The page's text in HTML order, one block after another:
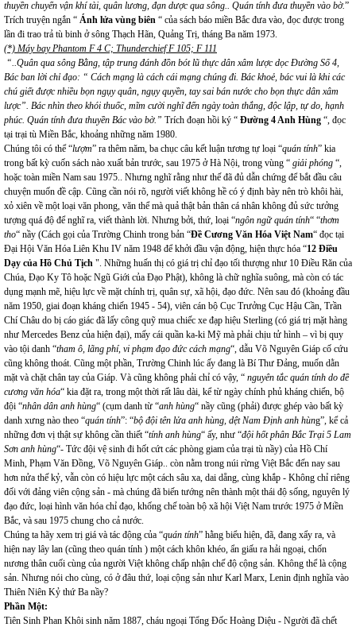
thuyền chuyển vận khí tài, quân lương, đạn dược qua sông.. Quán tính đưa thuyền vào bờ.”
Trích truyện ngắn “ Ánh lửa vùng biên “ của sách báo miền Bắc đưa vào, đọc được trong
lần đi trao trả tù binh ở sông Thạch Hãn, Quảng Trị, tháng Ba năm 1973.
(*) Máy bay Phantom F 4 C; Thunderchief F 105; F 111
“..Quân qua sông Bằng, tập trung đánh đồn bót lũ thực dân xâm lược dọc Đường Số 4,
Bác ban lời chỉ đạo: “ Cách mạng là cách cái mạng chúng đi. Bác khoẻ, bác vui là khi các
chú giết được nhiều bọn ngụy quân, ngụy quyền, tay sai bán nước cho bọn thực dân xâm
lược”. Bác nhìn theo khói thuốc, mĩm cười nghĩ đến ngày toàn thắng, độc lập, tự do, hạnh
phúc. Quán tính đưa thuyền Bác vào bờ.” Trích đoạn hồi ký “ Đường 4 Anh Hùng “, đọc
tại trại tù Miền Bắc, khoảng những năm 1980.
Chúng tôi có thể “lượm” ra thêm năm, ba chục câu kết luận tương tự loại “quán tính” kia
trong bất kỳ cuốn sách nào xuất bản trước, sau 1975 ở Hà Nội, trong vùng “ giải phóng “,
hoặc toàn miền Nam sau 1975.. Nhưng nghĩ rằng như thế đã đủ dẫn chứng để bắt đầu câu
chuyện muốn đề cập. Cũng cần nói rõ, người viết không hề có ý định bày nên trò khôi hài,
xỏ xiên về một loại văn phong, văn thể mà quả thật bản thân cá nhân không đủ sức tưởng
tượng quá độ để nghĩ ra, viết thành lời. Nhưng bởi, thứ, loại “ngôn ngữ quán tính“ “thơm
tho“ nầy (Cách gọi của Trường Chinh trong bản “Đề Cương Văn Hóa Việt Nam“ đọc tại
Đại Hội Văn Hóa Liên Khu IV năm 1948 để khởi đầu vận động, hiện thực hóa “12 Điều
Dạy của Hồ Chủ Tịch ". Những huấn thị có giá trị chỉ đạo tối thượng như 10 Điều Răn của
Chúa, Đạo Ky Tô hoặc Ngũ Giới của Đạo Phật), không là chữ nghĩa suông, mà còn có tác
dụng mạnh mẽ, hiệu lực về mặt chính trị, quân sự, xã hội, đạo đức. Nên sau đó (khoảng đầu
năm 1950, giai đoạn kháng chiến 1945 - 54), viên cán bộ Cục Trưởng Cục Hậu Cần, Trần
Chí Châu do bị cáo giác đã lấy công quỹ mua chiếc xe đạp hiệu Sterling (có giá trị mặt hàng
như Mercedes Benz của hiện đại), mấy cái quần ka-ki Mỹ mà phải chịu tử hình – vì bị quy
vào tội danh “tham ô, lãng phí, vi phạm đạo đức cách mạng“, dẫu Võ Nguyên Giáp cố cứu
cũng không thoát. Cũng một phần, Trường Chinh lúc ấy đang là Bí Thư Đảng, muốn dằn
mặt và chặt chân tay của Giáp. Và cũng không phải chỉ có vậy, “ nguyên tắc quán tính do đề
cương văn hóa“ kia đặt ra, trong một thời rất lâu dài, kể từ ngày chính phủ kháng chiến, bộ
đội “nhân dân anh hùng“ (cụm danh từ “anh hùng“ nầy cũng (phải) được ghép vào bất kỳ
danh xưng nào theo “quán tính”: “bộ đội tên lửa anh hùng, dệt Nam Định anh hùng”, kể cả
những đơn vị thật sự không cần thiết “tính anh hùng“ ấy, như “đội hốt phân Bắc Trại 5 Lam
Sơn anh hùng“- Tức đội vệ sinh đi hốt cứt các phòng giam của trại tù nầy) của Hồ Chí
Minh, Phạm Văn Đồng, Võ Nguyên Giáp.. còn nằm trong núi rừng Việt Bắc đến nay sau
hơn nửa thế kỷ, vẫn còn có hiệu lực một cách sâu xa, dai dẵng, cùng khắp - Không chỉ riêng
đối với đảng viên cộng sản - mà chúng đã biến tướng nên thành một thái độ sống, nguyên lý
đạo đức, loại hình văn hóa chỉ đạo, khống chế toàn bộ xã hội Việt Nam trước 1975 ở Miền
Bắc, và sau 1975 chung cho cả nước.
Chúng ta hãy xem trị giá và tác động của “quán tính” hằng biểu hiện, đã, đang xẩy ra, và
hiện nay lây lan (cũng theo quán tính ) một cách khôn khéo, ẩn giấu ra hải ngoại, chốn
nương thân cuối cùng của người Việt không chấp nhận chế độ cộng sản. Không thể là cộng
sản. Nhưng nói cho cùng, có ở đâu thứ, loại cộng sản như Karl Marx, Lenin định nghĩa vào
Thiên Niên Kỷ thứ Ba nầy?
Phần Một:
Tiên Sinh Phan Khôi sinh năm 1887, cháu ngoại Tổng Đốc Hoàng Diệu - Người đã chết